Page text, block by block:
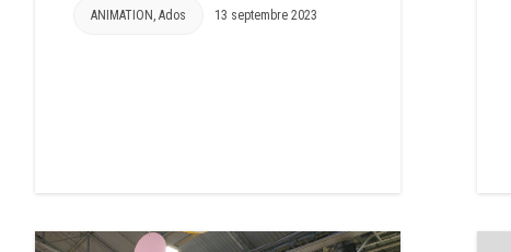
ANIMATION ,Ados 13 septembre 2023